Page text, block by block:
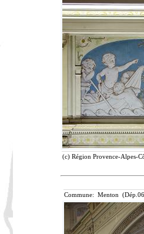
(c) Région Provence-Alpes-
Commune: Menton